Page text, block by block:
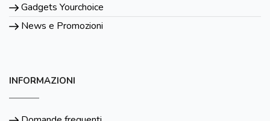
Gadgets Yourchoice
News e Promozioni
INFORMAZIONI